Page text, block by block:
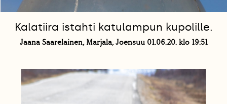
Kalatiira istahti katulampun kupolille.
Jaana Saarelainen, Marjala, Joensuu 01.06.20. klo 19:51